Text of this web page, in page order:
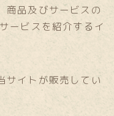
商品及びサービスの
ービスを紹介するイ
サイトが販売してい